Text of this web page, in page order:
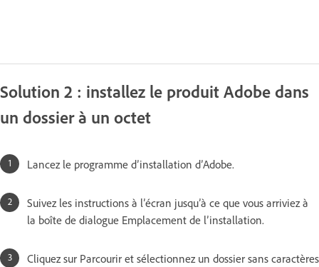
Solution 2 : installez le produit Adobe dans
un dossier à un octet
Lancez le programme d’installation d’Adobe.
Suivez les instructions à l’écran jusqu’à ce que vous arriviez à
la boîte de dialogue Emplacement de l’installation.
Cliquez sur Parcourir et sélectionnez un dossier sans caractères